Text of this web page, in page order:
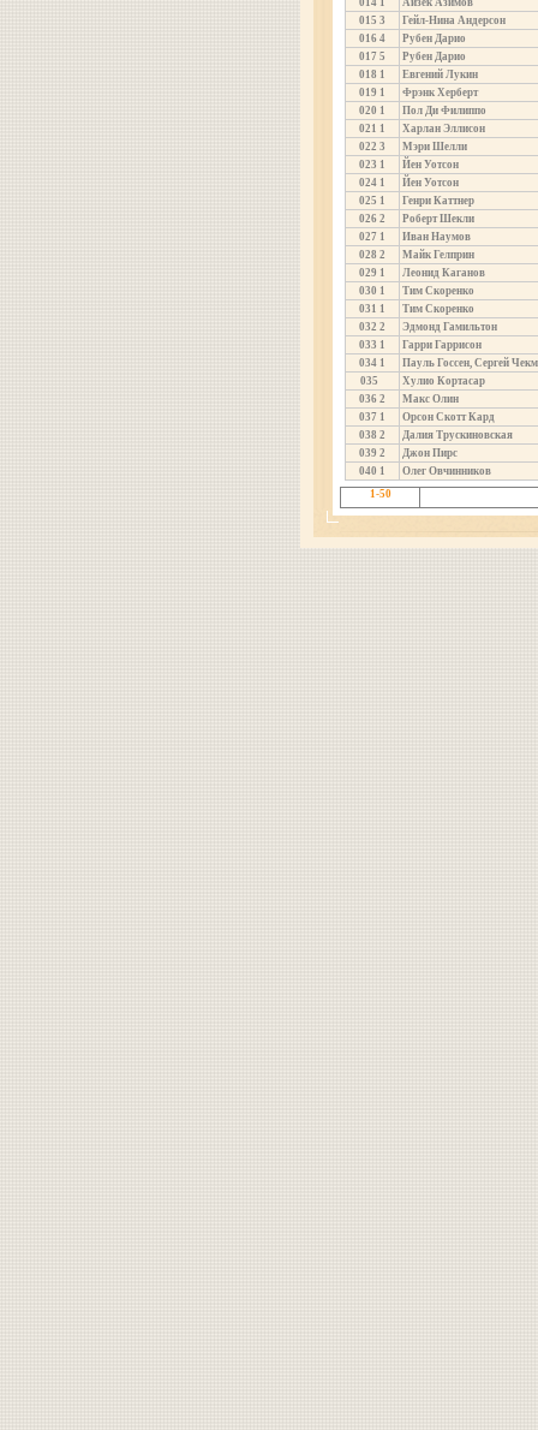
014 1
Айзек Азимов
015 3
Гейл-Нина Андерсон
016 4
Рубен Дарио
017 5
Рубен Дарио
018 1
Евгений Лукин
019 1
Фрэнк Херберт
020 1
Пол Ди Филиппо
021 1
Харлан Эллисон
022 3
Мэри Шелли
023 1
Йен Уотсон
024 1
Йен Уотсон
025 1
Генри Каттнер
026 2
Роберт Шекли
027 1
Иван Наумов
028 2
Майк Гелприн
029 1
Леонид Каганов
030 1
Тим Скоренко
031 1
Тим Скоренко
032 2
Эдмонд Гамильтон
033 1
Гарри Гаррисон
034 1
Пауль Госсен, Сергей
035
Хулио Кортасар
036 2
Макс Олин
037 1
Орсон Скотт Кард
038 2
Далия Трускиновская
039 2
Джон Пирс
040 1
Олег Овчинников
1-50